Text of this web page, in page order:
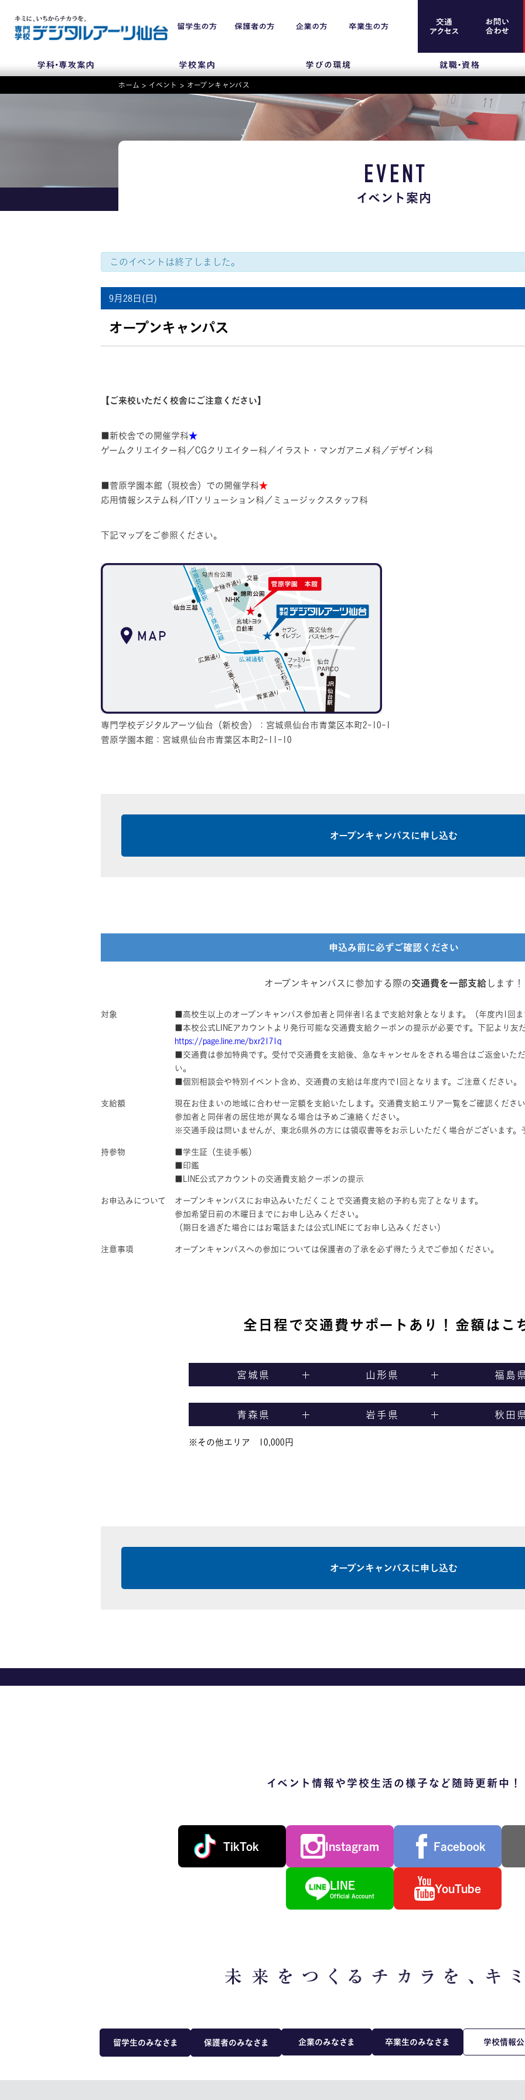
学科・専攻案内 留学生のみなさま
保護者のみなさま
交通アクセス
学校情報公開
ホーム > イベント > オープンキャンパス
EVENT
イベント案内
このイベントは終了しました。
イ
ベ9月28日(日)
オープンキャンパス
【ご来校いただく校舎にご注意ください】
■新校舎での開催学科★
ゲームクリエイター科／CGクリエイター科／イラスト・マンガアニメ科／デザイン科
■菅原学園本館（現校舎）での開催学科★
応用情報システム科／ITソリューション科／ミュージックスタッフ科
下記マップをご参照ください。
専門学校デジタルアーツ仙台（新校舎）：宮城県仙台市青葉区本町2-10-1
菅原学園本館：宮城県仙台市青葉区本町2-11-10
オープンキャンパスに申し込む
申込み前に必ずご確認ください
オープンキャンパスに参加する際の交通費を一部支給します！
対象
■高校生以上のオープンキャンパス参加者と同伴者1名まで支給対象となります。（年度内1回ま
■本校公式LINEアカウントより発行可能な交通費支給クーポンの提示が必要です。下記より友
https://page.line.me/bxr2171q
■交通費は参加特典です。受付で交通費を支給後、急なキャンセルをされる場合はご返金いた
い。
■個別相談会や特別イベント含め、交通費の支給は年度内で1回となります。ご注意ください。
支給額
現在お住まいの地域に合わせ一定額を支給いたします。交通費支給エリア一覧をご確認ください
参加者と同伴者の居住地が異なる場合は予めご連絡ください。
※交通手段は問いませんが、東北6県外の方には領収書等をお示しいただく場合がございます。
持参物
■学生証（生徒手帳）
■印鑑
■LINE公式アカウントの交通費支給クーポンの提示
お申込みについて
オープンキャンパスにお申込みいただくことで交通費支給の予約も完了となります。
参加希望日前の木曜日までにお申し込みください。
（期日を過ぎた場合にはお電話または公式LINEにてお申し込みください）
注意事項 オープンキャンパスへの参加については保護者の了承を必ず得たうえでご参加ください。
全日程で交通費サポートあり！ 金額はこ
宮城県 山形県 福島
青森県 岩手県 秋田
※その他エリア 10,000円
オープンキャンパスに申し込む
イベント情報や学校生活の様子など随時更新中！
TikTok Instagram Facebook
LINE
Official Account
YouTube
留学生のみなさま 保護者のみなさま 企業のみなさま 卒業生のみなさま 学校情報公